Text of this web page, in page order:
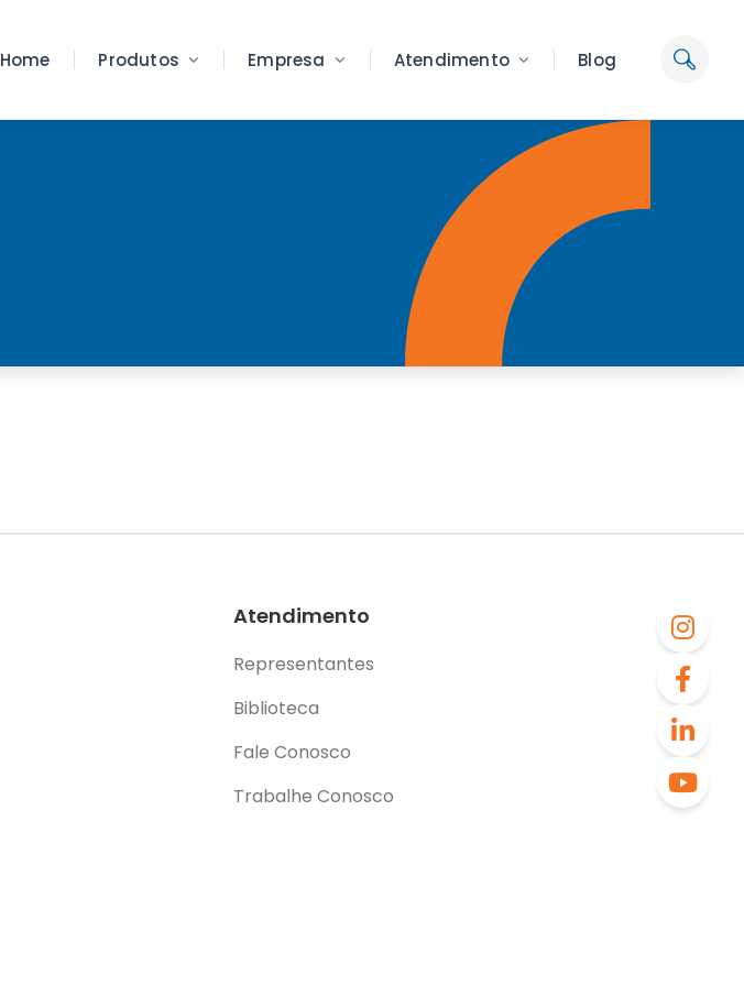
Home Produtos Empresa Atendimento Blog
Atendimento
Representantes
Biblioteca
Fale Conosco
Trabalhe Conosco